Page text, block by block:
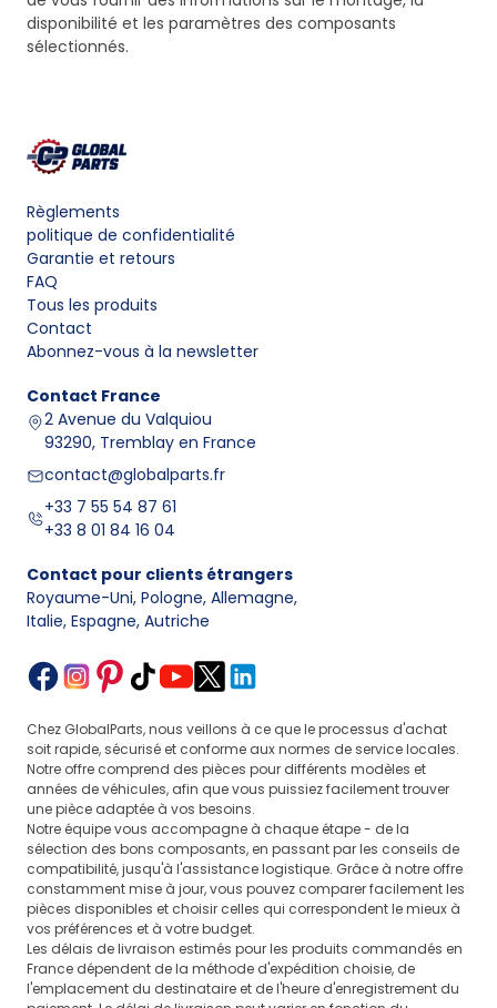
disponibilité et les paramètres des composants
sélectionnés.
Règlements
politique de confidentialité
Garantie et retours
FAQ
Tous les produits
Contact
Abonnez-vous à la newsletter
Contact France
2 Avenue du Valquiou
93290, Tremblay en France
contact@globalparts.fr
+33 7 55 54 87 61
+33 8 01 84 16 04
Contact pour clients étrangers
Royaume-Uni, Pologne, Allemagne,
Italie, Espagne, Autriche
Chez GlobalParts, nous veillons à ce que le processus d'achat
soit rapide, sécurisé et conforme aux normes de service locales.
Notre offre comprend des pièces pour différents modèles et
années de véhicules, afin que vous puissiez facilement trouver
une pièce adaptée à vos besoins.
Notre équipe vous accompagne à chaque étape - de la
sélection des bons composants, en passant par les conseils de
compatibilité, jusqu'à l'assistance logistique. Grâce à notre offre
constamment mise à jour, vous pouvez comparer facilement les
pièces disponibles et choisir celles qui correspondent le mieux à
vos préférences et à votre budget.
Les délais de livraison estimés pour les produits commandés en
France dépendent de la méthode d'expédition choisie, de
l'emplacement du destinataire et de l'heure d'enregistrement du